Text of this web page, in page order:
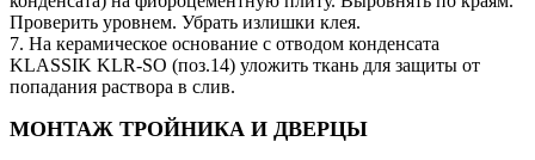
Проверить уровнем. Убрать излишки клея.
7. На керамическое основание с отводом конденсата
KLASSIK KLR-SO (поз.14) уложить ткань для защиты от
попадания раствора в слив.
МОНТАЖ ТРОЙНИКА И ДВЕРЦЫ